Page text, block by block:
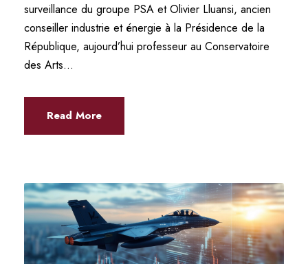
surveillance du groupe PSA et Olivier Lluansi, ancien
conseiller industrie et énergie à la Présidence de la
République, aujourd’hui professeur au Conservatoire
des Arts...
Read More